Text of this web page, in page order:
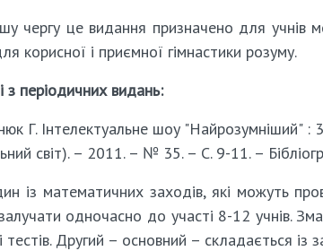
чергу це видання призначено для учнів
корисної і приємної гімнастики розуму.
з періодичних видань:
Г. Інтелектуальне шоу "Найрозумніший"
світ). – 2011. – № 35. – С. 9-11. –
із математичних заходів, які можуть
одночасно до участі 8-12 учнів.
тестів. Другий – основний – складається із